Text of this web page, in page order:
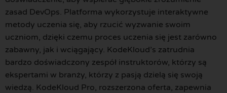
zasad DevOps. Platforma wykorzystuje interaktywne
metody uczenia się, aby rzucić wyzwanie swoim
uczniom, dzięki czemu proces uczenia się jest zarówno
zabawny, jak i wciągający. KodeKloud’s zatrudnia
bardzo doświadczony zespół instruktorów, którzy są
ekspertami w branży, którzy z pasją dzielą się swoją
wiedzą. KodeKloud Pro, rozszerzona oferta, zapewnia